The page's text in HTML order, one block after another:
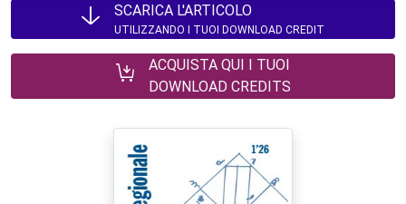
SCARICA L'ARTICOLO
UTILIZZANDO I TUOI DOWNLOAD CREDIT
ACQUISTA QUI I TUOI
DOWNLOAD CREDITS